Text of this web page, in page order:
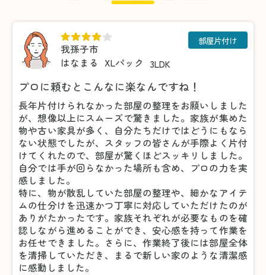
我孫子市
はなまる
XLパック 3LDK
部屋片付け
プロに頼むとこんなに楽なんですね！
長年片付けられなかった部屋の整理をお願いしました
が、想像以上にスムーズで驚きました。家族が集めた
物や古い家具が多く、自分たちだけではどうにもなら
ない状態でしたが、スタッフの皆さんが手際よく片付
けてくれたので、部屋が驚くほどスッキリしました。
自分では手が回らなかった場所も含め、プロの力を実
感しました。
特に、物が散乱していた部屋の整理や、細かなアイテ
ムの仕分けを迅速かつ丁寧に対応していただけたのが
ありがたかったです。家族それぞれが必要なものを確
認しながら進めることができ、安心感を持って作業を
お任せできました。さらに、作業終了後には部屋全体
を清掃していただき、まるで新しい家のような清潔感
に感動しました。